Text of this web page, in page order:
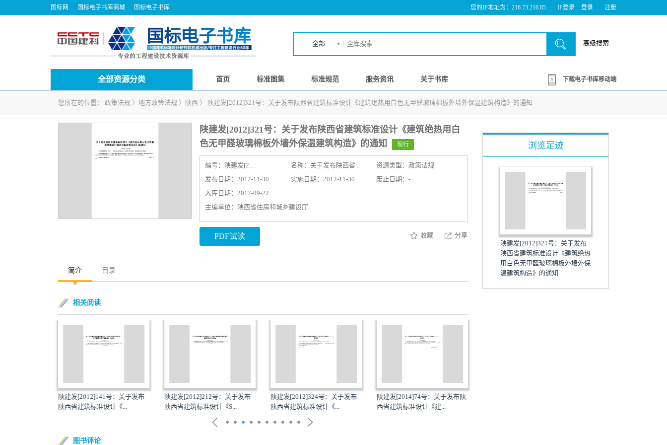
国标网 国标电子书库商城 国标电子书库 您的IP地址为：216.73.216.85 IP登录 登录 注册
全部 高级搜索
全部资源分类 首页 标准图集 标准规范 服务资讯 关于书库 下载电子书库移动端
您所在的位置： 政策法规 〉 地方政策法规 〉 陕西 〉 陕建发[2012]321号：关于发布陕西省建筑标准设计《建筑绝热用白色无甲醛玻璃棉板外墙外保温建筑构造》的通知
陕建发[2012]321号：关于发布陕西省建筑标准设计《建筑绝热用白
色无甲醛玻璃棉板外墙外保温建筑构造》的通知
现行
编号： 陕建发[2... 名称： 关于发布陕西省...
资源类型：政策法规
发布日期：2012-11-30
实施日期：2012-11-30
废止日期：-
入库日期：2017-09-22
主编单位：陕西省住房和城乡建设厅
PDF试读 收藏 分享
简介 目录
相关阅读
陕建发[2012]141号：关于发布
陕西省建筑标准设计《...
陕建发[2012]212号：关于发布
陕西省建筑标准设计《S...
陕建发[2012]324号：关于发布
陕西省建筑标准设计《...
陕建发[2014]74号：关于发布陕
西省建筑标准设计《建...
图书评论
浏览足迹
陕建发[2012]321号：关于发布
陕西省建筑标准设计《建筑绝热
用白色无甲醛玻璃棉板外墙外保
温建筑构造》的通知